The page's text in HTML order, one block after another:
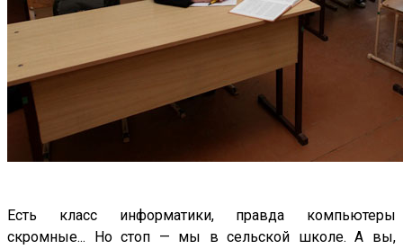
Есть класс информатики, правда компьютеры
скромные... Но стоп — мы в сельской школе. А вы,